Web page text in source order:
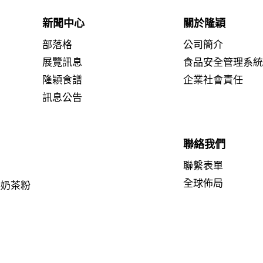
茶粉
新聞中心
部落格
展覽訊息
隆穎食譜
訊息公告
關於隆穎
公司簡介
食品安全管理系
企業社會責任
聯絡我們
聯繫表單
全球佈局